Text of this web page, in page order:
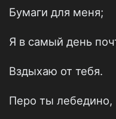
Бумаги для меня;
Я в самый день
Вздыхаю от тебя.
Перо ты лебедино,